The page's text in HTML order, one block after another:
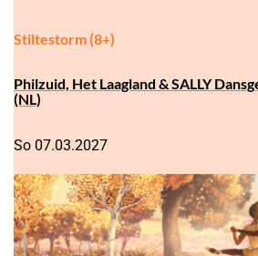
Stiltestorm (8+)
Philzuid, Het Laagland & SALLY
(NL)
So 07.03.2027